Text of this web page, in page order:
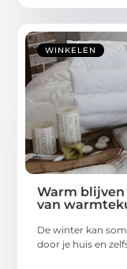
WINKELEN
Warm blijven
van
De winter kan
door je huis en